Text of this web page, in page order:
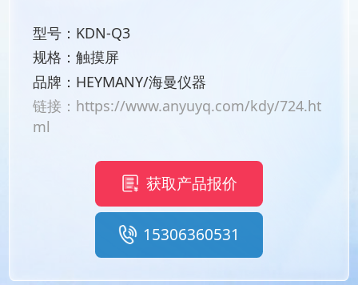
型号：KDN-Q3
规格：触摸屏
品牌：HEYMANY/海曼仪器
链接： https://www.anyuyq.com/kdy/724.ht
ml
获取产品报价
15306360531